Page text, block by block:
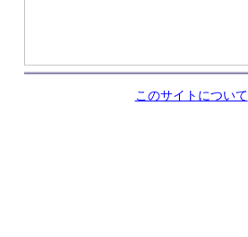
このサイトについて